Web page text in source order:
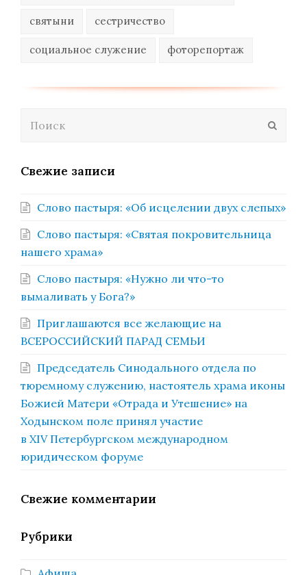
святыни сестричество
социальное служение фоторепортаж
Свежие записи
Слово пастыря: «Об исцелении двух слепых»
Слово пастыря: «Святая покровительница
нашего храма»
Слово пастыря: «Нужно ли что-то
вымаливать у Бога?»
Приглашаются все желающие на
ВСЕРОССИЙСКИЙ ПАРАД СЕМЬИ
Председатель Синодального отдела по
тюремному служению, настоятель храма иконы
Божией Матери «Отрада и Утешение» на
Ходынском поле принял участие
в XIV Петербургском международном
юридическом форуме
Свежие комментарии
Рубрики